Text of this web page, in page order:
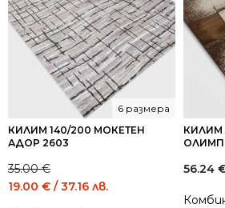
КИЛИМ 140/200 МОКЕТЕН
АДОР 2603
6 размера
35.00€
Original
19.00 € / 37.16 лв.
КИЛИМ
ОЛИМП
56.24